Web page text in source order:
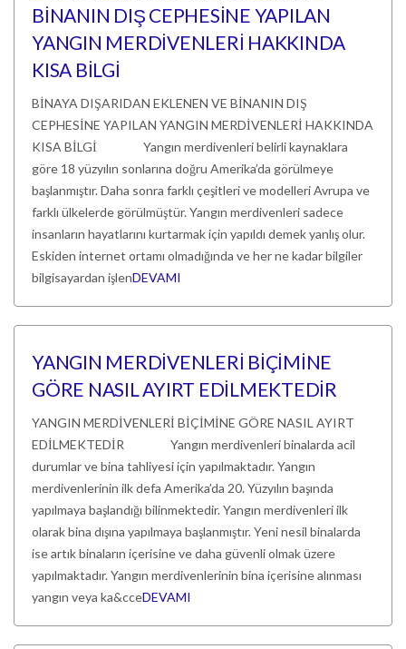
BİNANIN DIŞ CEPHESİNE YAPILAN
YANGIN MERDİVENLERİ HAKKINDA
KISA BİLGİ
BİNAYA DIŞARIDAN EKLENEN VE BİNANIN DIŞ
CEPHESİNE YAPILAN YANGIN MERDİVENLERİ HAKKINDA
KISA BİLGİ Yangın merdivenleri belirli kaynaklara
göre 18 yüzyılın sonlarına doğru Amerika’da görülmeye
başlanmıştır. Daha sonra farklı çeşitleri ve modelleri Avrupa ve
farklı ülkelerde görülmüştür. Yangın merdivenleri sadece
insanların hayatlarını kurtarmak için yapıldı demek yanlış olur.
Eskiden internet ortamı olmadığında ve her ne kadar bilgiler
bilgisayardan işlenDEVAMI
YANGIN MERDİVENLERİ BİÇİMİNE
GÖRE NASIL AYIRT EDİLMEKTEDİR
YANGIN MERDİVENLERİ BİÇİMİNE GÖRE NASIL AYIRT
EDİLMEKTEDİR Yangın merdivenleri binalarda acil
durumlar ve bina tahliyesi için yapılmaktadır. Yangın
merdivenlerinin ilk defa Amerika’da 20. Yüzyılın başında
yapılmaya başlandığı bilinmektedir. Yangın merdivenleri ilk
olarak bina dışına yapılmaya başlanmıştır. Yeni nesil binalarda
ise artık binaların içerisine ve daha güvenli olmak üzere
yapılmaktadır. Yangın merdivenlerinin bina içerisine alınması
yangın veya ka&cceDEVAMI